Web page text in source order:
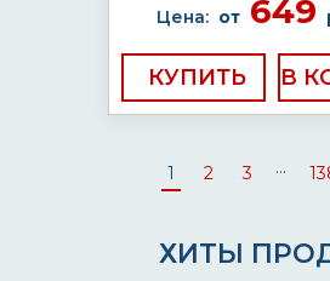
Цена: от649
КУПИТЬ
1 2 3 ...
ХИТЫ